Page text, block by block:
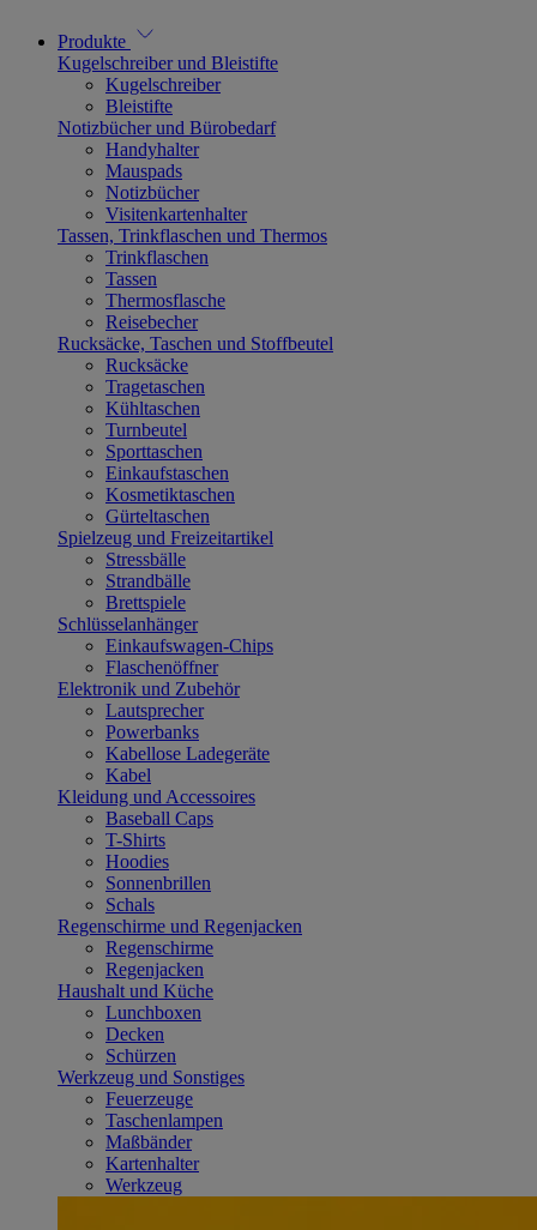
Produkte
Kugelschreiber und Bleistifte
Kugelschreiber
Bleistifte
Notizbücher und Bürobedarf
Handyhalter
Mauspads
Notizbücher
Visitenkartenhalter
Tassen, Trinkflaschen und Thermos
Trinkflaschen
Tassen
Thermosflasche
Reisebecher
Rucksäcke, Taschen und Stoffbeutel
Rucksäcke
Tragetaschen
Kühltaschen
Turnbeutel
Sporttaschen
Einkaufstaschen
Kosmetiktaschen
Gürteltaschen
Spielzeug und Freizeitartikel
Stressbälle
Strandbälle
Brettspiele
Schlüsselanhänger
Einkaufswagen-Chips
Flaschenöffner
Elektronik und Zubehör
Lautsprecher
Powerbanks
Kabellose Ladegeräte
Kabel
Kleidung und Accessoires
Baseball Caps
T-Shirts
Hoodies
Sonnenbrillen
Schals
Regenschirme und Regenjacken
Regenschirme
Regenjacken
Haushalt und Küche
Lunchboxen
Decken
Schürzen
Werkzeug und Sonstiges
Feuerzeuge
Taschenlampen
Maßbänder
Kartenhalter
Werkzeug